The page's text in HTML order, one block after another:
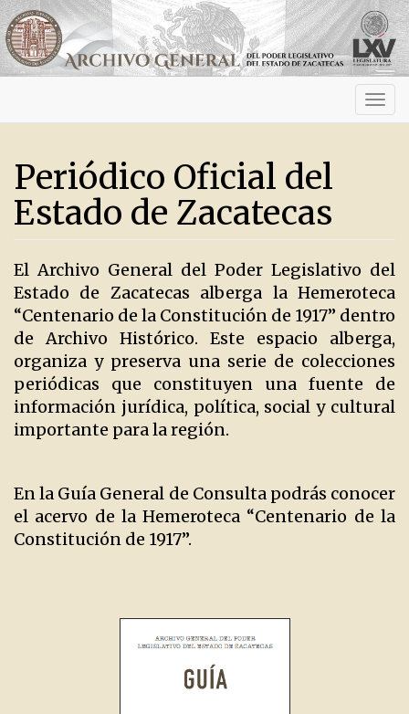
Periódico Oficial del
Estado de Zacatecas
El Archivo General del Poder Legislativo del
Estado de Zacatecas alberga la Hemeroteca
“Centenario de la Constitución de 1917” dentro
de Archivo Histórico. Este espacio alberga,
organiza y preserva una serie de colecciones
periódicas que constituyen una fuente de
información jurídica, política, social y cultural
importante para la región.
En la Guía General de Consulta podrás conocer
el acervo de la Hemeroteca “Centenario de la
Constitución de 1917”.